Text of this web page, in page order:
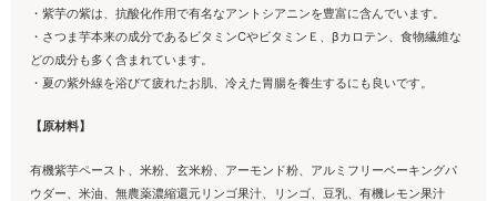
・紫芋の紫は、抗酸化作用で有名なアントシアニンを豊富に含んでいます。
・さつま芋本来の成分であるビタミンCやビタミンＥ、βカロテン、食物繊維な
どの成分も多く含まれています。
・夏の紫外線を浴びて疲れたお肌、冷えた胃腸を養生するにも良いです。
【原材料】
有機紫芋ペースト、米粉、玄米粉、アーモンド粉、アルミフリーベーキングパ
ウダー、米油、無農薬濃縮還元リンゴ果汁、リンゴ、豆乳、有機レモン果汁